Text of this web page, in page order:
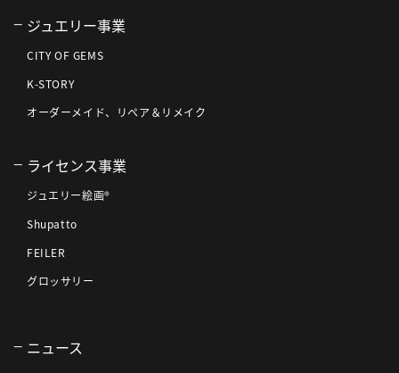
ジュエリー事業
CITY OF GEMS
K-STORY
オーダーメイド、リペア＆リメイク
ライセンス事業
ジュエリー絵画®
Shupatto
FEILER
グロッサリー
ニュース